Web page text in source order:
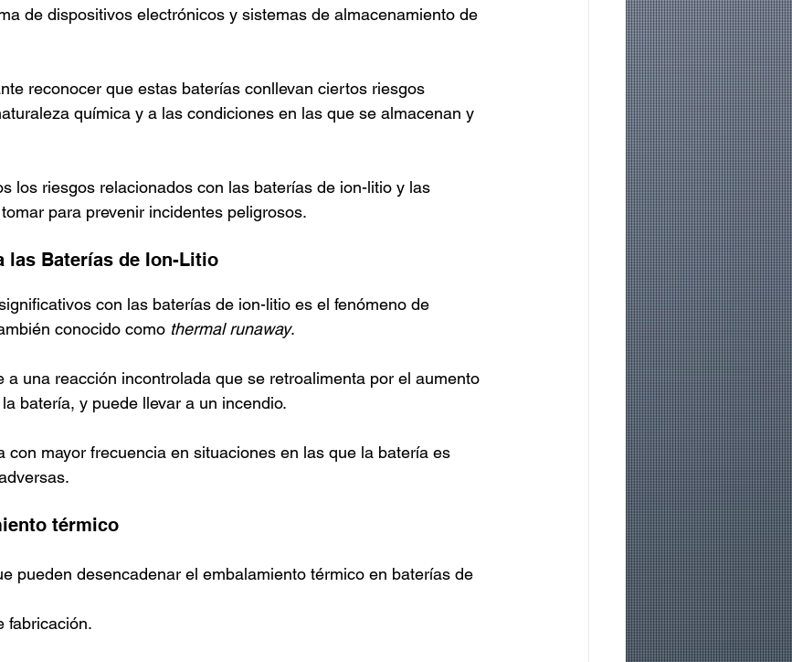
de dispositivos electrónicos y sistemas de almacenamiento de
reconocer que estas baterías conllevan ciertos riesgos
química y a las condiciones en las que se almacenan y
los riesgos relacionados con las baterías de ion-litio y las
para prevenir incidentes peligrosos.
las Baterías de Ion-Litio
con las baterías de ion-litio es el fenómeno de
conocido como thermal runaway.
a una reacción incontrolada que se retroalimenta por el aumento
batería, y puede llevar a un incendio.
con mayor frecuencia en situaciones en las que la batería es
térmico
pueden desencadenar el embalamiento térmico en baterías de
fabricación.